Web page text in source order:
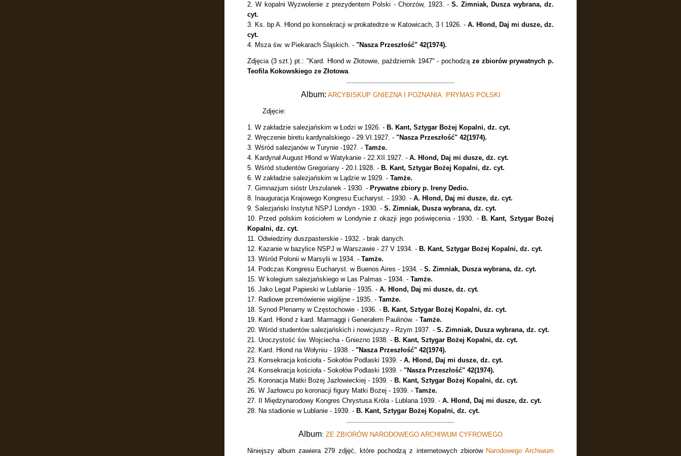
2. W kopalni Wyzwolenie z prezydentem Polski - Chorzów, 1923. -S. Zimniak, Dusza wybrana, dz.
cyt.
3. Ks. bp A. Hlond po konsekracji w prokatedrze w Katowicach, 3 I 1926. - A. Hlond, Daj mi dusze, dz.
cyt.
4. Msza św. w Piekarach Śląskich. - "Nasza Przeszłość" 42(1974).
Zdjęcia (3 szt.) pt.: "Kard. Hlond w Złotowie, październik 1947" - pochodzą ze zbiorów prywatnych p.
Teofila Kokowskiego ze Złotowa.
Album: ARCYBISKUP GNIEZNA I POZNANIA. PRYMAS POLSKI
Zdjęcie:
1. W zakładzie salezjańskim w Łodzi w 1926. - B. Kant, Sztygar Bożej Kopalni, dz. cyt.
2. Wręczenie biretu kardynalskiego - 29.VI.1927. - "Nasza Przeszłość" 42(1974).
3. Wśród salezjanów w Turynie -1927. - Tamże.
4. Kardynał August Hlond w Watykanie - 22.XII.1927. - A. Hlond, Daj mi dusze, dz. cyt.
5. Wśród studentów Gregoriany - 20.I.1928. - B. Kant, Sztygar Bożej Kopalni, dz. cyt.
6. W zakładzie salezjańskim w Lądzie w 1929. - Tamże.
7. Gimnazjum sióstr Urszulanek - 1930. - Prywatne zbiory p. Ireny Dedio.
8. Inauguracja Krajowego Kongresu Eucharyst. - 1930. - A. Hlond, Daj mi dusze, dz. cyt.
9. Salezjański Instytut NSPJ Londyn - 1930. - S. Zimniak, Dusza wybrana, dz. cyt.
10. Przed polskim kościołem w Londynie z okazji jego poświęcenia - 1930. - B. Kant, Sztygar Bożej
Kopalni, dz. cyt.
11. Odwiedziny duszpasterskie - 1932. - brak danych.
12. Kazanie w bazylice NSPJ w Warszawie - 27 V 1934. - B. Kant, Sztygar Bożej Kopalni, dz. cyt.
13. Wśród Polonii w Marsylii w 1934. - Tamże.
14. Podczas Kongresu Eucharyst. w Buenos Aires - 1934. - S. Zimniak, Dusza wybrana, dz. cyt.
15. W kolegium salezjańskiego w Las Palmas - 1934. - Tamże.
16. Jako Legat Papieski w Lublanie - 1935. - A. Hlond, Daj mi dusze, dz. cyt.
17. Radiowe przemówienie wigilijne - 1935. - Tamże.
18. Synod Plenarny w Częstochowie - 1936. - B. Kant, Sztygar Bożej Kopalni, dz. cyt.
19. Kard. Hlond z kard. Marmaggi i Generałem Paulinów. - Tamże.
20. Wśród studentów salezjańskich i nowicjuszy - Rzym 1937. - S. Zimniak, Dusza wybrana, dz. cyt.
21. Uroczystość św. Wojciecha - Gniezno 1938. - B. Kant, Sztygar Bożej Kopalni, dz. cyt.
22. Kard. Hlond na Wołyniu - 1938. - "Nasza Przeszłość" 42(1974).
23. Konsekracja kościoła - Sokołów Podlaski 1939. - A. Hlond, Daj mi dusze, dz. cyt.
24. Konsekracja kościoła - Sokołów Podlaski 1939. - "Nasza Przeszłość" 42(1974).
25. Koronacja Matki Bożej Jazłowieckiej - 1939. - B. Kant, Sztygar Bożej Kopalni, dz. cyt.
26. W Jazłowcu po koronacji figury Matki Bożej - 1939. - Tamże.
27. II Międzynarodowy Kongres Chrystusa Króla - Lublana 1939. - A. Hlond, Daj mi dusze, dz. cyt.
28. Na stadionie w Lublanie - 1939. - B. Kant, Sztygar Bożej Kopalni, dz. cyt.
Album: ZE ZBIORÓW NARODOWEGO ARCHIWUM CYFROWEGO
Niniejszy album zawiera 279 zdjęć, które pochodzą z internetowych zbiorów Narodowego Archiwum